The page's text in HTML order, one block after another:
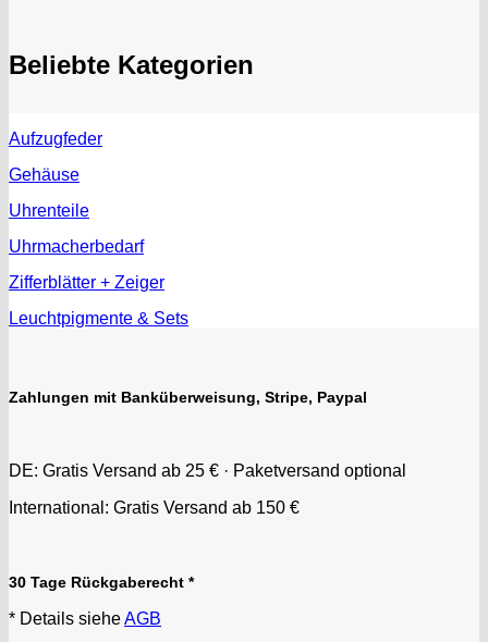
Unitas
Beliebte Kategorien
Aufzugfeder
Gehäuse
Uhrenteile
Uhrmacherbedarf
Zifferblätter + Zeiger
Leuchtpigmente & Sets
Zahlungen mit Banküberweisung, Stripe, Paypal
DE: Gratis Versand ab 25 € · Paketversand optional
International: Gratis Versand ab 150 €
30 Tage Rückgaberecht *
* Details sieheAGB